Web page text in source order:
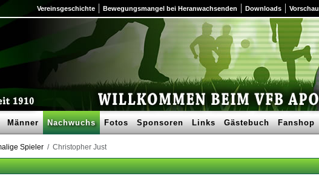
Vereinsgeschichte Bewegungsmangel bei Heranwachsenden Downloads Vorschau
Männer Nachwuchs Fotos Sponsoren Links Gästebuch Fanshop
Spieler Christopher Just